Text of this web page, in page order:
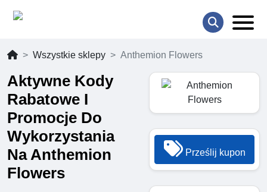
Wszystkie sklepy Anthemion Flowers
Aktywne Kody
Rabatowe I
Promocje Do
Wykorzystania
Na Anthemion
Flowers
Prześlij kupon